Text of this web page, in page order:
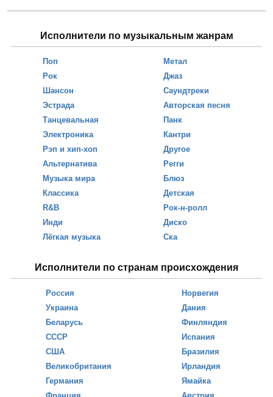
Исполнители по музыкальным жанрам
Поп
Рок
Шансон
Эстрада
Танцевальная
Электроника
Рэп и хип-хоп
Альтернатива
Музыка мира
Классика
R&B
Инди
Лёгкая музыка
Метал
Джаз
Саундтреки
Авторская песня
Панк
Кантри
Другое
Регги
Блюз
Детская
Рок-н-ролл
Диско
Ска
Исполнители по странам происхождения
Россия
Украина
Беларусь
СССР
США
Великобритания
Германия
Норвегия
Дания
Финляндия
Испания
Бразилия
Ирландия
Ямайка